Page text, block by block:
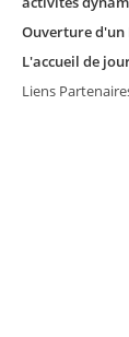
Ouverture d'un
L'accueil de
Liens